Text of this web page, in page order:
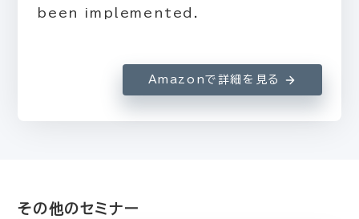
been implemented.
Amazonで詳細を見る
その他のセミナー